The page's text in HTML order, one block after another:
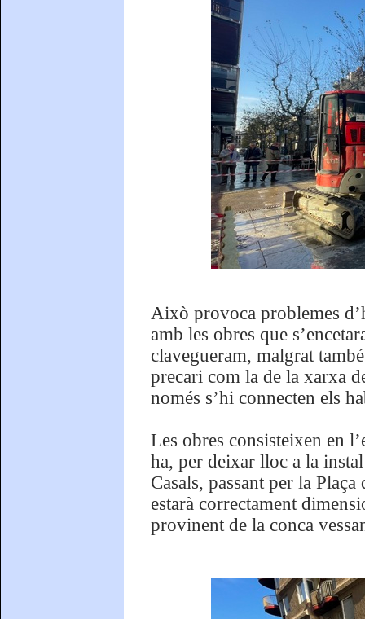
Això provoca problemes
amb les obres que
clavegueram, malgrat
precari com la de la xarxa
només s’hi connecten els
Les obres consisteixen en
ha, per deixar lloc a la
Casals, passant per la
estarà correctament
provinent de la conca